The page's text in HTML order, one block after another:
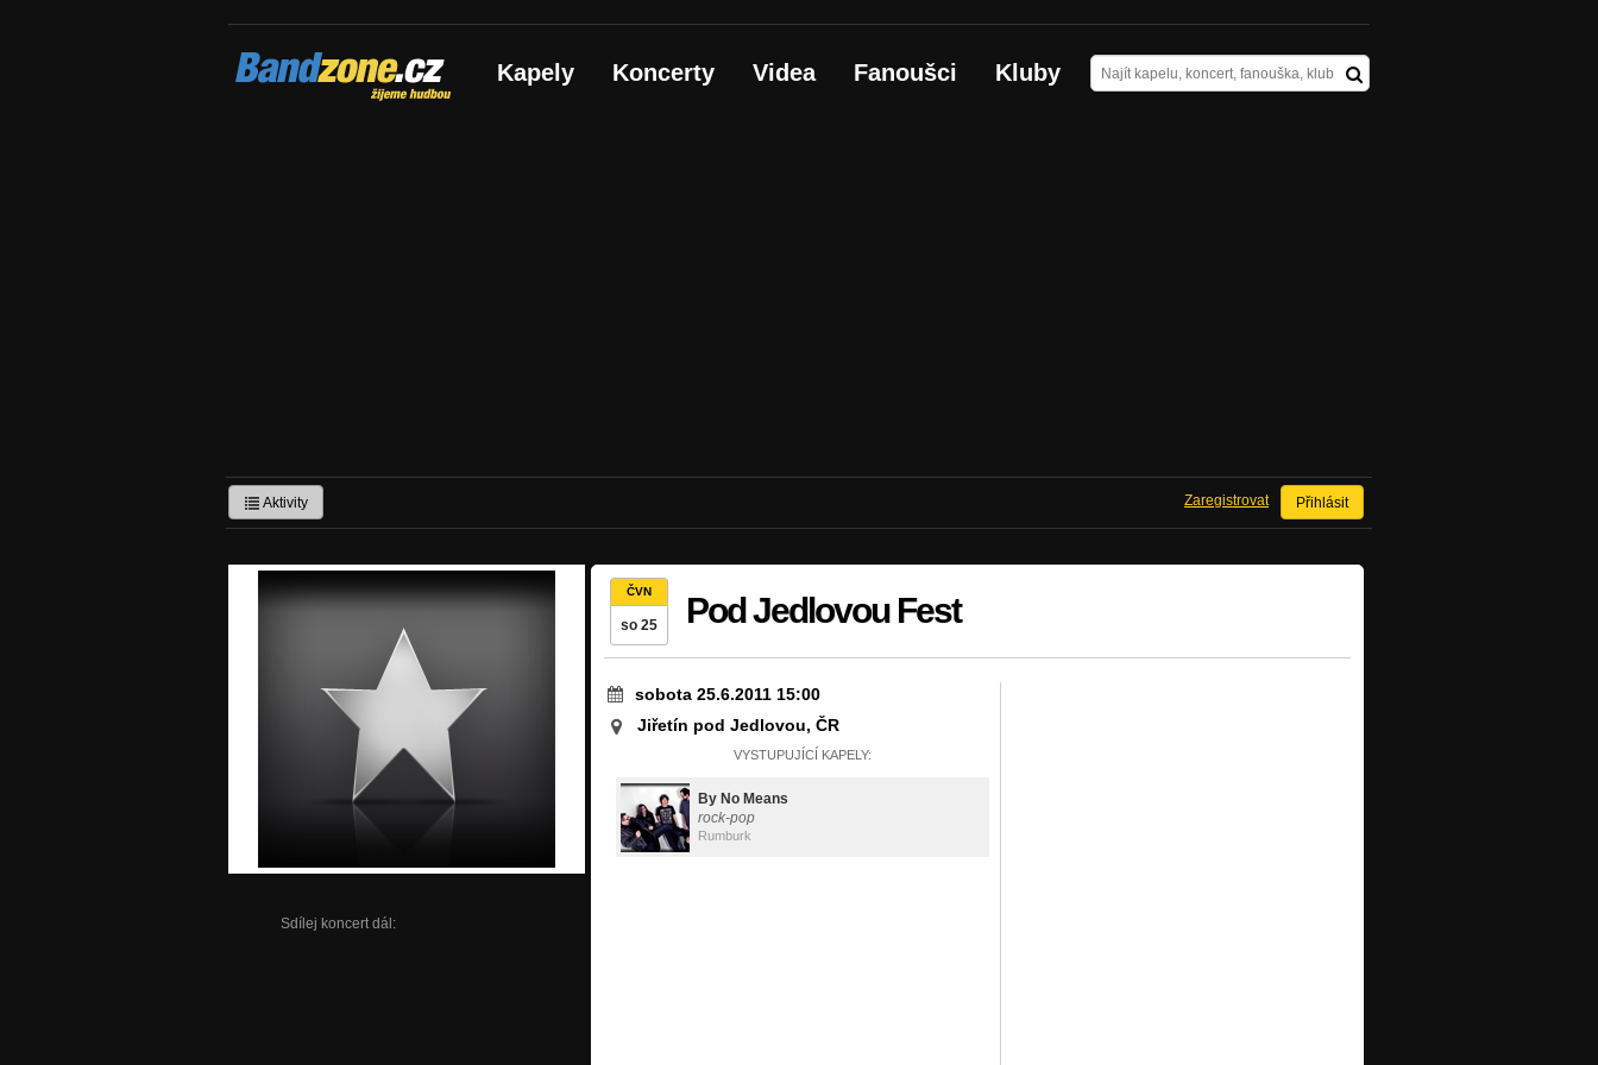
Bandzone.cz
žijeme hudbou Kapely Koncerty Videa Fanoušci Kluby
Aktivity Přihlásit
Zaregistrovat
Sdílej koncert dál:
ČVN
so 25 Pod Jedlovou Fest
sobota 25.6.2011 15:00
Jiřetín pod Jedlovou, ČR
VYSTUPUJÍCÍ KAPELY:
By No Means
rock-pop
Rumburk